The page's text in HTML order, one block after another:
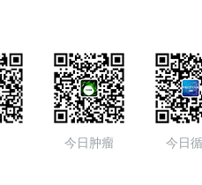
今日肿瘤 今日